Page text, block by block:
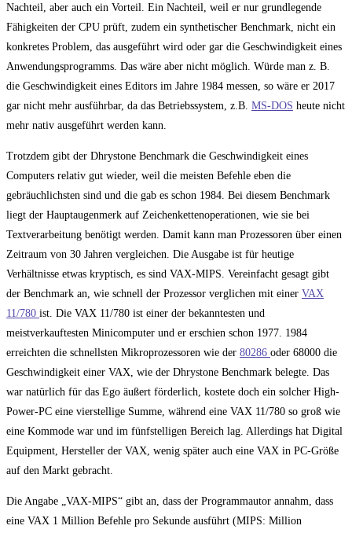
Nachteil, aber auch ein Vorteil. Ein Nachteil, weil er nur grundlegende
Fähigkeiten der CPU prüft, zudem ein synthetischer Benchmark, nicht ein
konkretes Problem, das ausgeführt wird oder gar die Geschwindigkeit eines
Anwendungsprogramms. Das wäre aber nicht möglich. Würde man z. B.
die Geschwindigkeit eines Editors im Jahre 1984 messen, so wäre er 2017
gar nicht mehr ausführbar, da das Betriebssystem, z.B. MS-DOS heute nicht
mehr nativ ausgeführt werden kann.
Trotzdem gibt der Dhrystone Benchmark die Geschwindigkeit eines
Computers relativ gut wieder, weil die meisten Befehle eben die
gebräuchlichsten sind und die gab es schon 1984. Bei diesem Benchmark
liegt der Hauptaugenmerk auf Zeichenkettenoperationen, wie sie bei
Textverarbeitung benötigt werden. Damit kann man Prozessoren über einen
Zeitraum von 30 Jahren vergleichen. Die Ausgabe ist für heutige
Verhältnisse etwas kryptisch, es sind VAX-MIPS. Vereinfacht gesagt gibt
der Benchmark an, wie schnell der Prozessor verglichen mit einer VAX
11/780 ist. Die VAX 11/780 ist einer der bekanntesten und
meistverkauftesten Minicomputer und er erschien schon 1977. 1984
erreichten die schnellsten Mikroprozessoren wie der 80286 oder 68000 die
Geschwindigkeit einer VAX, wie der Dhrystone Benchmark belegte. Das
war natürlich für das Ego äußert förderlich, kostete doch ein solcher High-
Power-PC eine vierstellige Summe, während eine VAX 11/780 so groß wie
eine Kommode war und im fünfstelligen Bereich lag. Allerdings hat Digital
Equipment, Hersteller der VAX, wenig später auch eine VAX in PC-Größe
auf den Markt gebracht.
Die Angabe „VAX-MIPS“ gibt an, dass der Programmautor annahm, dass
eine VAX 1 Million Befehle pro Sekunde ausführt (MIPS: Million